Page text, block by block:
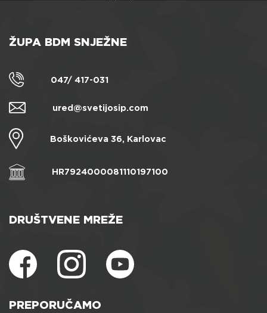
ŽUPA BDM SNJEŽNE
047/ 417-031
ured@svetijosip.com
Boškovićeva 36, Karlovac
HR7924000081110197100
DRUŠTVENE MREŽE
PREPORUČAMO